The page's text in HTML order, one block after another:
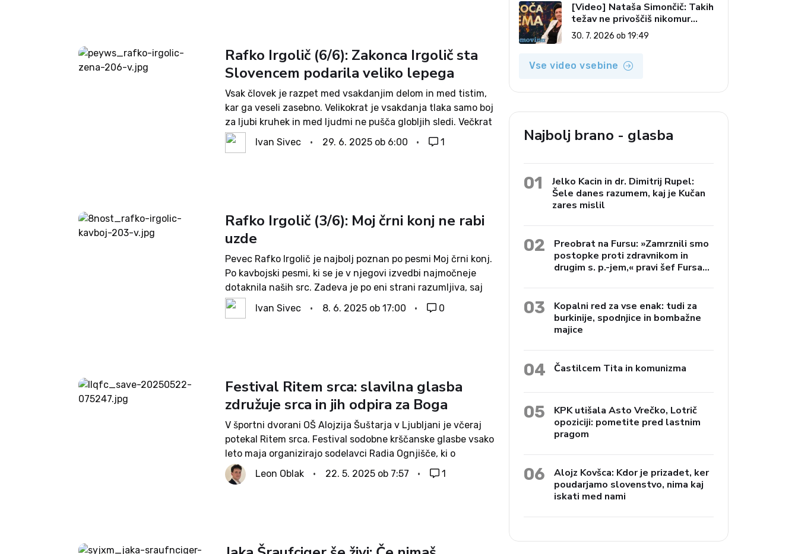
Rafko Irgolič (6/6): Zakonca Irgolič sta
Slovencem podarila veliko lepega
Vsak človek je razpet med vsakdanjim delom in med tistim,
kar ga veseli zasebno. Velikokrat je vsakdanja tlaka samo boj
za ljubi kruhek in med ljudmi ne pušča globljih sledi. Večkrat
pa se zgodi, da človek na službenem mestu naredi...
Ivan Sivec 29. 6. 2025 ob 6:00 1
Rafko Irgolič (3/6): Moj črni konj ne rabi
uzde
Pevec Rafko Irgolič je najbolj poznan po pesmi Moj črni konj.
Po kavbojski pesmi, ki se je v njegovi izvedbi najmočneje
dotaknila naših src. Zadeva je po eni strani razumljiva, saj
smo tako rekoč vsi Slovenci v tretjem, četrtem kolenu...
Ivan Sivec 8. 6. 2025 ob 17:00 0
Festival Ritem srca: slavilna glasba
združuje srca in jih odpira za Boga
V športni dvorani OŠ Alojzija Šuštarja v Ljubljani je včeraj
potekal Ritem srca. Festival sodobne krščanske glasbe vsako
leto maja organizirajo sodelavci Radia Ognjišče, ki o
dogodku pravijo: »Festival ni le koncert, ampak je srečanje
ljudi odprtega srca, prostor za...
Leon Oblak 22. 5. 2025 ob 7:57 1
[Video] Nataša Simončič: Takih
težav ne privoščiš nikomur
(Vroča tema, 30. 7. 2026)
30. 7. 2026 ob 19:49
Vse video vsebine
Najbolj brano - glasba
01
Jelko Kacin in dr. Dimitrij Rupel:
Šele danes razumem, kaj je Kučan
zares mislil
02
Preobrat na Fursu: »Zamrznili smo
postopke proti zdravnikom in
drugim s. p.-jem,« pravi šef Fursa
03
Kopalni red za vse enak: tudi za
burkinije, spodnjice in bombažne
majice
04 Častilcem Tita in komunizma
05
KPK utišala Asto Vrečko, Lotrič
opoziciji: pometite pred lastnim
pragom
06
Alojz Kovšca: Kdor je prizadet, ker
poudarjamo slovenstvo, nima kaj
iskati med nami